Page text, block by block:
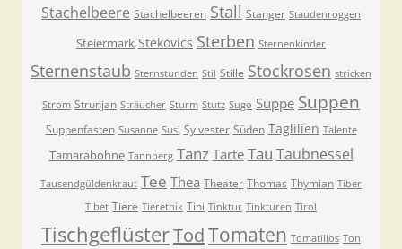
Stachelbeere Stachelbeeren Stall Stanger Staudenroggen
Steiermark Stekovics Sterben Sternenkinder
Sternenstaub Sternstunden Stil Stille Stockrosen stricken
Strom Strunjan Sträucher Sturm Stutz Sugo Suppe Suppen
Suppenfasten Susanne Susi Sylvester Süden Taglilien Talente
Tamarabohne Tannberg Tanz Tarte Tau Taubnessel
Tausendgüldenkraut Tee Thea Theater Thomas Thymian Tiber
Tibet Tiere Tierethik Tini Tinktur Tinkturen Tirol
TischgeflüsterTodTomaten Tomatillos Ton